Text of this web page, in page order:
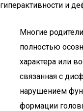
гиперактивности и
Многие
полностью
характера или
связанная с
нарушением
формации